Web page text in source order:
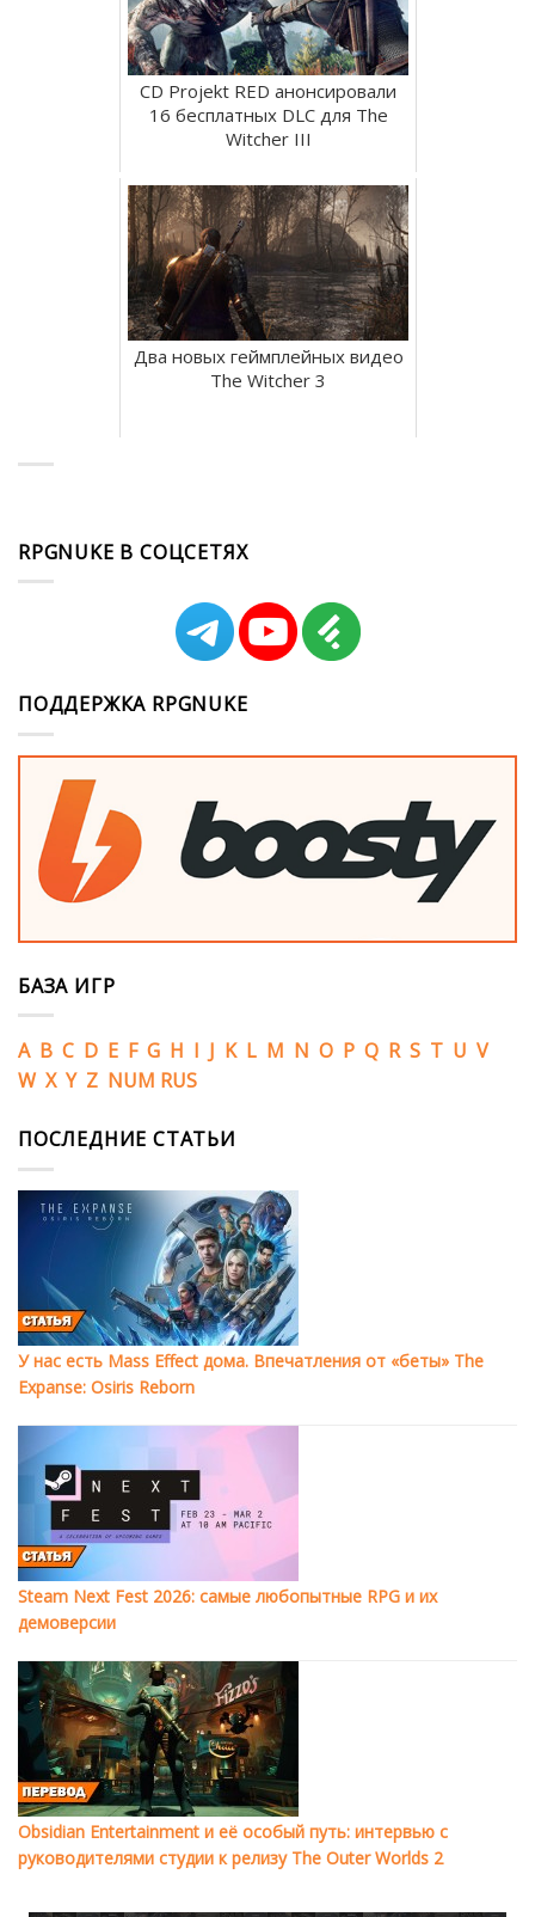
CD Projekt RED анонсировали
16 бесплатных DLC для The
Witcher III
Два новых геймплейных видео
The Witcher 3
RPGNUKE В СОЦСЕТЯХ
ПОДДЕРЖКА RPGNUKE
БАЗА ИГР
A B C D E F G H I J K L M N O P Q R S T U V
W X Y Z NUM RUS
ПОСЛЕДНИЕ СТАТЬИ
У нас есть Mass Effect дома. Впечатления от «беты» The
Expanse: Osiris Reborn
Steam Next Fest 2026: самые любопытные RPG и их
демоверсии
Obsidian Entertainment и её особый путь: интервью с
руководителями студии к релизу The Outer Worlds 2